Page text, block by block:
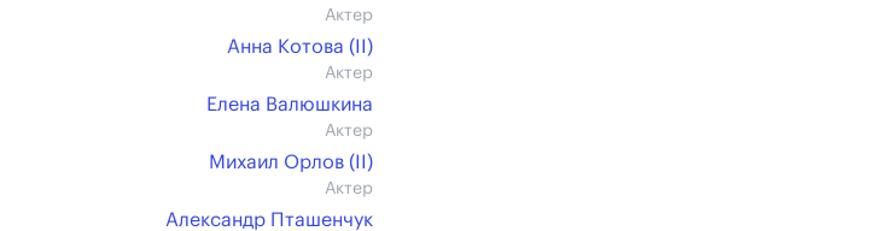
Актер
Анна Котова (II)
Актер
Елена Валюшкина
Актер
Михаил Орлов (II)
Актер
Александр Пташенчук